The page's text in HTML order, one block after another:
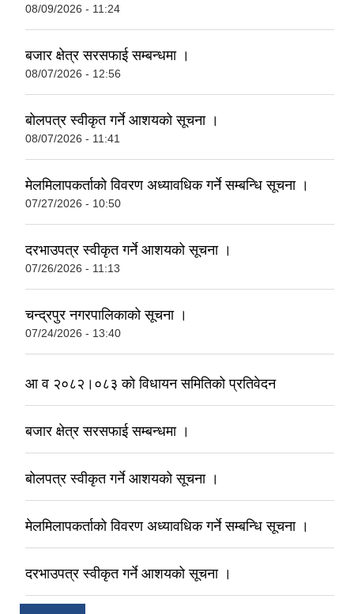
08/09/2026 - 11:24
बजार क्षेत्र सरसफाई सम्बन्धमा ।
08/07/2026 - 12:56
बोलपत्र स्वीकृत गर्ने आशयको सूचना ।
08/07/2026 - 11:41
मेलमिलापकर्ताको विवरण अध्यावधिक गर्ने सम्बन्धि सूचना ।
07/27/2026 - 10:50
दरभाउपत्र स्वीकृत गर्ने आशयको सूचना ।
07/26/2026 - 11:13
चन्द्रपुर नगरपालिकाको सूचना ।
07/24/2026 - 13:40
आ व २०८२।०८३ को विधायन समितिको प्रतिवेदन
बजार क्षेत्र सरसफाई सम्बन्धमा ।
बोलपत्र स्वीकृत गर्ने आशयको सूचना ।
मेलमिलापकर्ताको विवरण अध्यावधिक गर्ने सम्बन्धि सूचना ।
दरभाउपत्र स्वीकृत गर्ने आशयको सूचना ।